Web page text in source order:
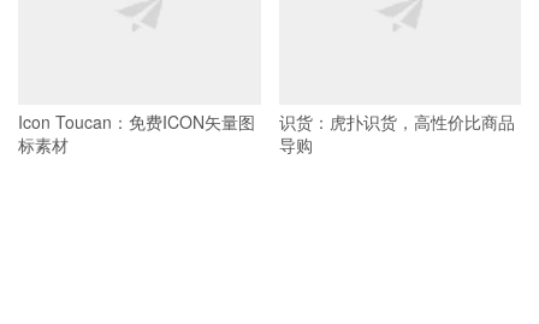
Icon Toucan：免费ICON矢量图
标素材
识货：虎扑识货，高性价比商品
导购